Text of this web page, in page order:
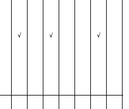
√ √ √